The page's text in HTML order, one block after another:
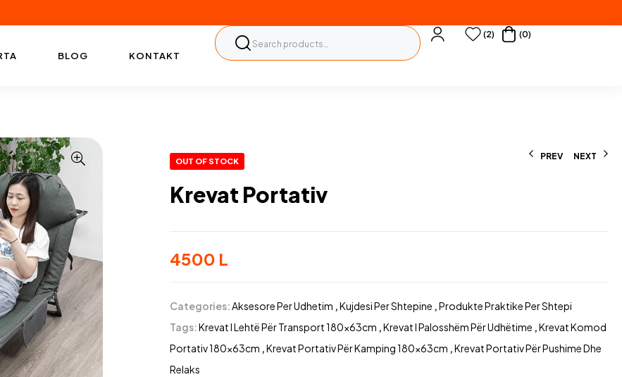
BLOG KONTAKT
(2) (0)
PREV NEXT
OUT OF STOCK
Krevat Portativ
4500 L
Categories:Aksesore Per Udhetim ,Kujdesi Per Shtepine ,Produkte Praktike Per Shtepi
Tags:Krevat I Lehtë Për Transport 180x63cm ,Krevat I Palosshëm Për Udhëtime ,Krevat Komod
Portativ 180x63cm ,Krevat Portativ Për Kamping 180x63cm ,Krevat Portativ Për Pushime Dhe
Relaks